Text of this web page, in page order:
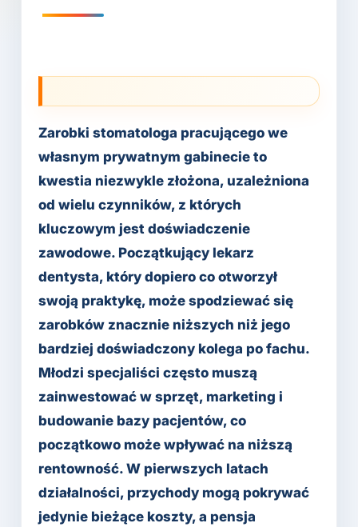
Zarobki stomatologa pracującego we
własnym prywatnym gabinecie to
kwestia niezwykle złożona, uzależniona
od wielu czynników, z których
kluczowym jest doświadczenie
zawodowe. Początkujący lekarz
dentysta, który dopiero co otworzył
swoją praktykę, może spodziewać się
zarobków znacznie niższych niż jego
bardziej doświadczony kolega po fachu.
Młodzi specjaliści często muszą
zainwestować w sprzęt, marketing i
budowanie bazy pacjentów, co
początkowo może wpływać na niższą
rentowność. W pierwszych latach
działalności, przychody mogą pokrywać
jedynie bieżące koszty, a pensja